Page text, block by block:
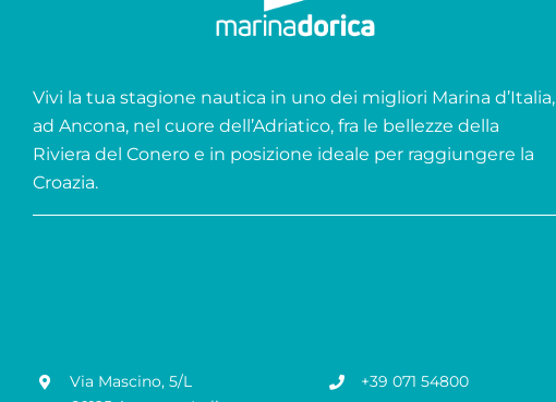
Vivi la tua stagione nautica in uno dei migliori Marina d’Italia,
ad Ancona, nel cuore dell’Adriatico, fra le bellezze della
Riviera del Conero e in posizione ideale per raggiungere la
Croazia.
Via Mascino, 5/L
+39 071 54800